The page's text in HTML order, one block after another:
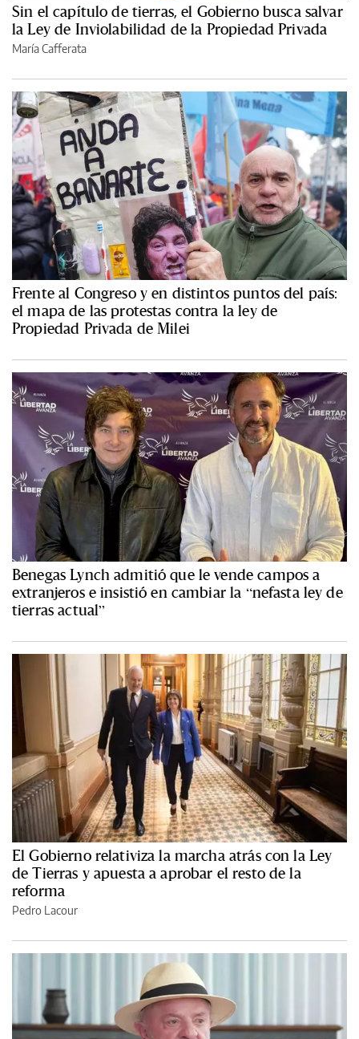
Sin el capítulo de tierras, el Gobierno busca salvar
la Ley de Inviolabilidad de la Propiedad Privada
María Cafferata
Frente al Congreso y en distintos puntos del país:
el mapa de las protestas contra la ley de
Propiedad Privada de Milei
Benegas Lynch admitió que le vende campos a
extranjeros e insistió en cambiar la “nefasta ley de
tierras actual”
El Gobierno relativiza la marcha atrás con la Ley
de Tierras y apuesta a aprobar el resto de la
reforma
Pedro Lacour